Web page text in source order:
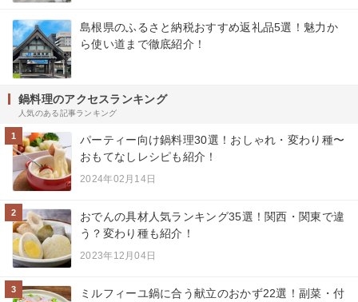
島根県のふるさと納税おすすめ返礼品5選！魅力か
ら使い道まで徹底紹介！
鍋料理のアクセスランキング
人気のある記事ランキング
1
パーティー向け鍋料理30選！おしゃれ・変わり種〜
おもてなしレシピも紹介！
2024年02月14日
2
おでんの具材人気ランキング35選！関西・関東で違
う？変わり種も紹介！
2023年12月04日
3
ミルフィーユ鍋に合う献立のおかず22選！副菜・付